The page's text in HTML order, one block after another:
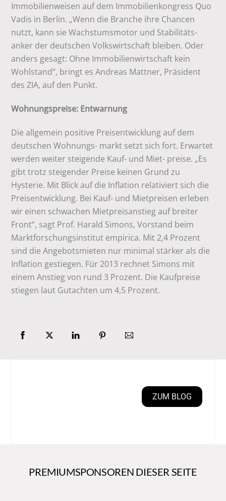
Immobilienweisen auf dem Immobilienkongress Quo
Vadis in Berlin. „Wenn die Branche ihre Chancen
nutzt, kann sie Wachstumsmotor und Stabilitäts-
anker der deutschen Volkswirtschaft bleiben. Oder
anders gesagt: Ohne Immobilienwirtschaft kein
Wohlstand“, bringt es Andreas Mattner, Präsident
des ZIA, auf den Punkt.
Wohnungspreise: Entwarnung
Die allgemein positive Preisentwicklung auf dem
deutschen Wohnungs- markt setzt sich fort. Erwartet
werden weiter steigende Kauf- und Miet- preise. „Es
gibt trotz steigender Preise keinen Grund zu
Hysterie. Mit Blick auf die Inflation relativiert sich die
Preisentwicklung. Bei Kauf- und Mietpreisen erleben
wir einen schwachen Mietpreisanstieg auf breiter
Front“, sagt Prof. Harald Simons, Vorstand beim
Marktforschungsinstitut empirica. Mit 2,4 Prozent
sind die Angebotsmieten nur minimal stärker als die
Inflation gestiegen. Für 2013 rechnet Simons mit
einem Anstieg von rund 3 Prozent. Die Kaufpreise
stiegen laut Gutachten um 4,5 Prozent.
ZUM BLOG
PREMIUMSPONSOREN DIESER SEITE